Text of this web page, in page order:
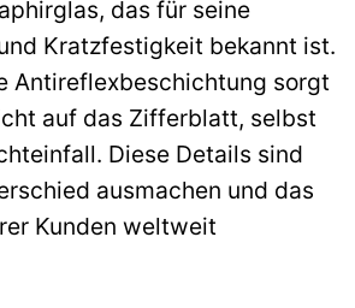
das für seine
Kratzfestigkeit bekannt ist.
Antireflexbeschichtung sorgt
auf das Zifferblatt, selbst
Diese Details sind
ausmachen und das
Kunden weltweit